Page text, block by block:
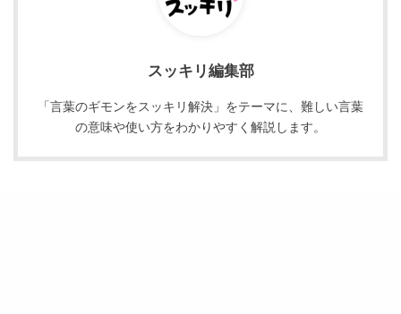
スッキリ編集部
「言葉のギモンをスッキリ解決」をテーマに、難しい言葉
の意味や使い方をわかりやすく解説します。